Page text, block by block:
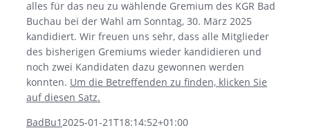
alles für das neu zu wählende Gremium des KGR Bad
Buchau bei der Wahl am Sonntag, 30. März 2025
kandidiert. Wir freuen uns sehr, dass alle Mitglieder
des bisherigen Gremiums wieder kandidieren und
noch zwei Kandidaten dazu gewonnen werden
konnten. Um die Betreffenden zu finden, klicken Sie
auf diesen Satz.
BadBu1 2025-01-21T18:14:52+01:00